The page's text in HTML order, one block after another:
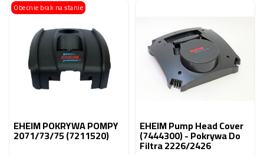
Obecnie brak na stanie
EHEIM POKRYWA POMPY
2071/73/75 (7211520)
EHEIM Pump Head Cover
(7444300) - Pokrywa Do
Filtra 2226/2426